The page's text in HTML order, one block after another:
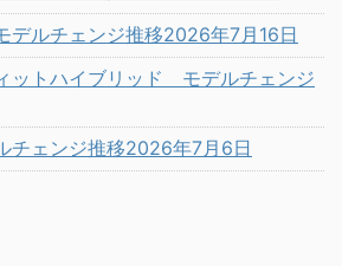
デルチェンジ推移2026年7月16日
ットハイブリッド モデルチェンジ
チェンジ推移2026年7月6日